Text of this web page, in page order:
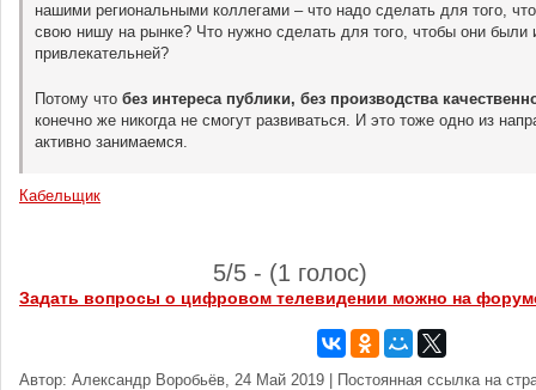
нашими региональными коллегами – что надо сделать для того,
свою нишу на рынке? Что нужно сделать для того, чтобы они были
привлекательней?
Потому что без интереса публики, без производства
конечно же никогда не смогут развиваться. И это тоже одно из
активно занимаемся.
Кабельщик
5/5 - (1 голос)
Задать вопросы о цифровом телевидении можно на
Автор: Александр Воробьёв, 24 Май 2019 | Постоянная ссылка на